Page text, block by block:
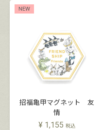
NEW
招福亀甲マグネット 友
情
¥ 1,155 税込